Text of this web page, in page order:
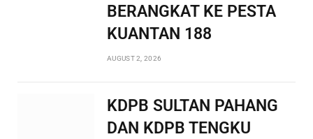
BERANGKAT KE PESTA
KUANTAN 188
AUGUST 2, 2026
KDPB SULTAN PAHANG
DAN KDPB TENGKU